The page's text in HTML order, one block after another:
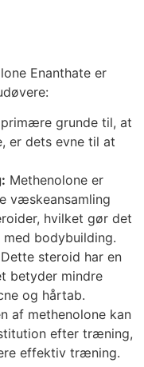
Enanthate er
grunde til, at
er dets evne til at
Methenolone er
væskeansamling
hvilket gør det
bodybuilding.
Dette steroid har en
betyder mindre
og hårtab.
af methenolone kan
efter træning,
effektiv træning.